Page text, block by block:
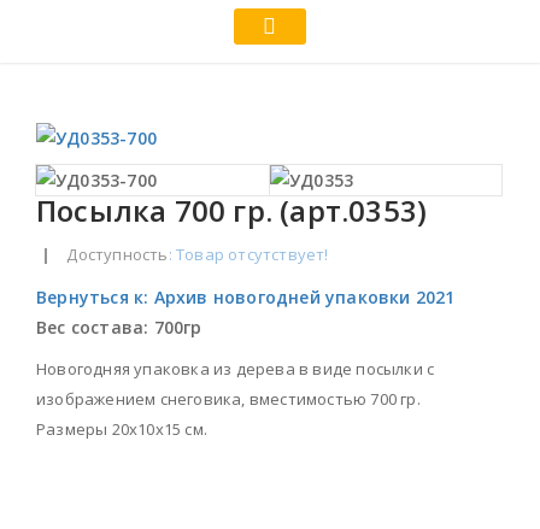
Посылка 700 гр. (арт.0353)
| Доступность: Товар отсутствует!
Вернуться к: Архив новогодней упаковки 2021
Вес состава: 700гр
Новогодняя упаковка из дерева в виде посылки с
изображением снеговика, вместимостью 700 гр.
Размеры 20х10х15 см.